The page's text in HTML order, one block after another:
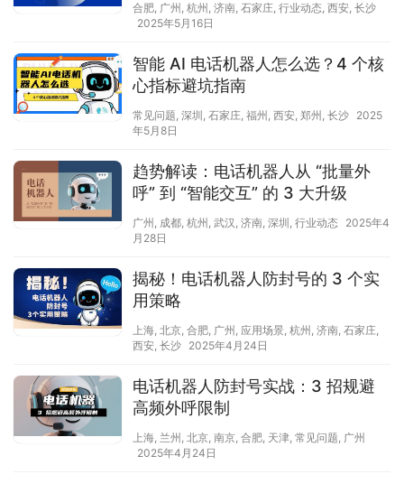
合肥, 广州 , 杭州 , 济南, 石家庄, 行业动态, 西安, 长沙
2025年5月16日
智能 AI 电话机器人怎么选？4 个核
心指标避坑指南
常见问题, 深圳 , 石家庄, 福州 , 西安, 郑州 , 长沙 2025
年5月8日
趋势解读：电话机器人从 “批量外
呼” 到 “智能交互” 的 3 大升级​
广州 , 成都, 杭州 , 武汉 , 济南, 深圳 , 行业动态
2025年4
月28日
揭秘！电话机器人防封号的 3 个实
用策略
上海, 北京, 合肥, 广州 , 应用场景, 杭州 , 济南, 石家庄,
西安, 长沙 2025年4月24日
电话机器人防封号实战：3 招规避
高频外呼限制
上海, 兰州 , 北京, 南京, 合肥, 天津, 常见问题, 广州
2025年4月24日